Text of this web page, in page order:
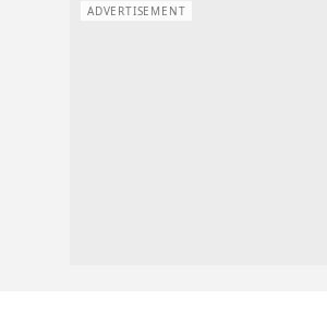
ADVERTISEMENT